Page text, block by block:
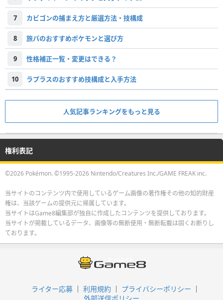
7 カビゴンの捕まえ方と厳選方法・技構成
8 旅パのおすすめポケモンと選び方
9 性格補正一覧・変更はできる？
10 ラプラスのおすすめ技構成と入手方法
人気記事ランキングをもっと見る
権利表記
©2026 Pokémon. ©1995-2026 Nintendo/Creatures Inc./GAME FREAK inc.
当サイトのコンテンツ内で使用しているゲーム画像の著作権その他の知的財産
権は、当該ゲームの提供元に帰属しています。
当サイトはGame8編集部が独自に作成したコンテンツを提供しております。
当サイトが掲載しているデータ、画像等の無断使用・無断転載は固くお断りし
ております。
ライター応募 利用規約
プライバシーポリシー
外部送信ポリシー